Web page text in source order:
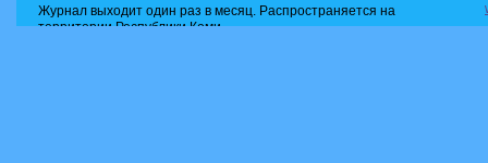
Журнал выходит один раз в месяц. Распространяется на
территории Республики Коми.